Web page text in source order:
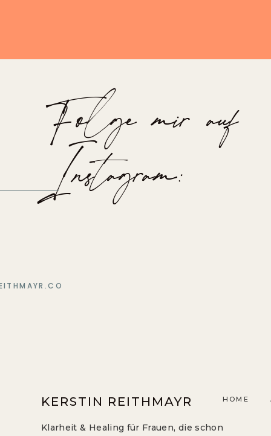
Klarheit & Healing für Frauen, die schon
HOME
KERSTIN REITHMAYR
Folge mir auf
Instagram: